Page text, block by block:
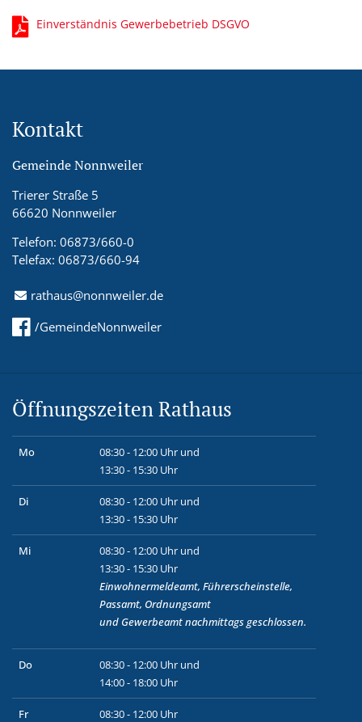
Einverständnis Gewerbebetrieb DSGVO
Kontakt
Gemeinde Nonnweiler
Trierer Straße 5
66620 Nonnweiler
Telefon: 06873/660-0
Telefax: 06873/660-94
rathaus@nonnweiler.de
/GemeindeNonnweiler
Öffnungszeiten Rathaus
Mo
08:30 - 12:00 Uhr und
13:30 - 15:30 Uhr
Di
08:30 - 12:00 Uhr und
13:30 - 15:30 Uhr
Mi
08:30 - 12:00 Uhr und
13:30 - 15:30 Uhr
Einwohnermeldeamt, Führerscheinstelle,
Passamt, Ordnungsamt
und Gewerbeamtnachmittags geschlossen.
Do
08:30 - 12:00 Uhr und
14:00 - 18:00 Uhr
Fr 08:30 - 12:00 Uhr